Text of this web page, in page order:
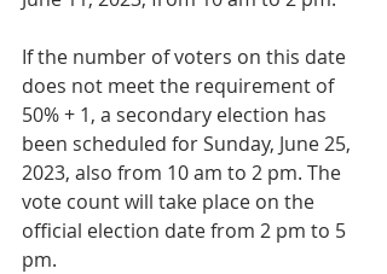
If the number of voters on this date
does not meet the requirement of
50% + 1, a secondary election has
been scheduled for Sunday, June 25,
2023, also from 10 am to 2 pm. The
vote count will take place on the
official election date from 2 pm to 5
pm.